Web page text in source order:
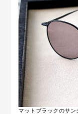
マットブラックのサン